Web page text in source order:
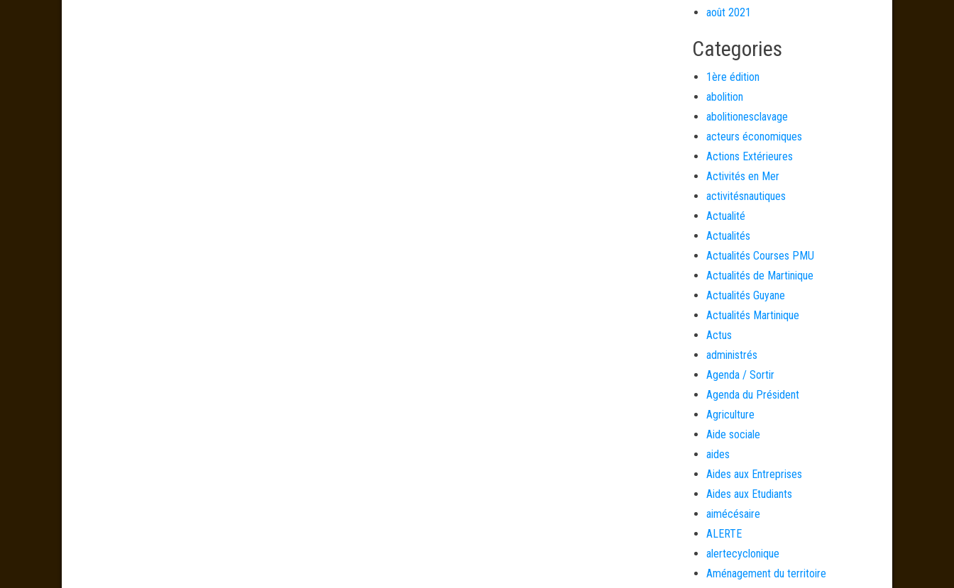
août 2021
Categories
1ère édition
abolition
abolitionesclavage
acteurs économiques
Actions Extérieures
Activités en Mer
activitésnautiques
Actualité
Actualités
Actualités Courses PMU
Actualités de Martinique
Actualités Guyane
Actualités Martinique
Actus
administrés
Agenda / Sortir
Agenda du Président
Agriculture
Aide sociale
aides
Aides aux Entreprises
Aides aux Etudiants
aimécésaire
ALERTE
alertecyclonique
Aménagement du territoire